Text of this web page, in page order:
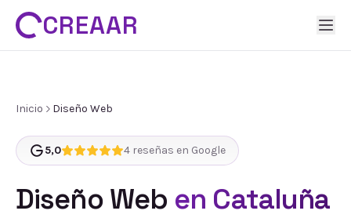
CREAAR
Inicio Diseño Web
5,0 4 reseñas en Google
Diseño Web en Cataluña